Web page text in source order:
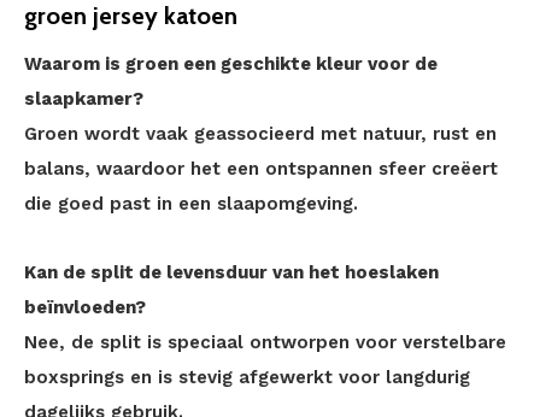
groen jersey katoen
Waarom is groen een geschikte kleur voor de
slaapkamer?
Groen wordt vaak geassocieerd met natuur, rust en
balans, waardoor het een ontspannen sfeer creëert
die goed past in een slaapomgeving.
Kan de split de levensduur van het hoeslaken
beïnvloeden?
Nee, de split is speciaal ontworpen voor verstelbare
boxsprings en is stevig afgewerkt voor langdurig
dagelijks gebruik.